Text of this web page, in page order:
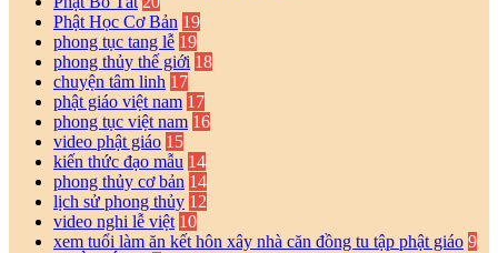
Phật Học Cơ Bản 19
phong tục tang lễ 19
phong thủy thế giới 18
chuyện tâm linh 17
phật giáo việt nam 17
phong tục việt nam 16
video phật giáo 15
kiến thức đạo mẫu 14
phong thủy cơ bản 14
lịch sử phong thủy 12
video nghi lễ việt 10
xem tuổi làm ăn kết hôn xây nhà căn đồng tu tập phật giáo 9